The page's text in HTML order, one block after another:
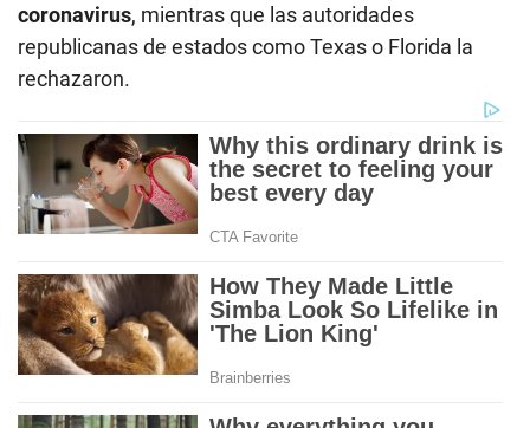
coronavirus, mientras que las autoridades
republicanas de estados como Texas o Florida la
rechazaron.